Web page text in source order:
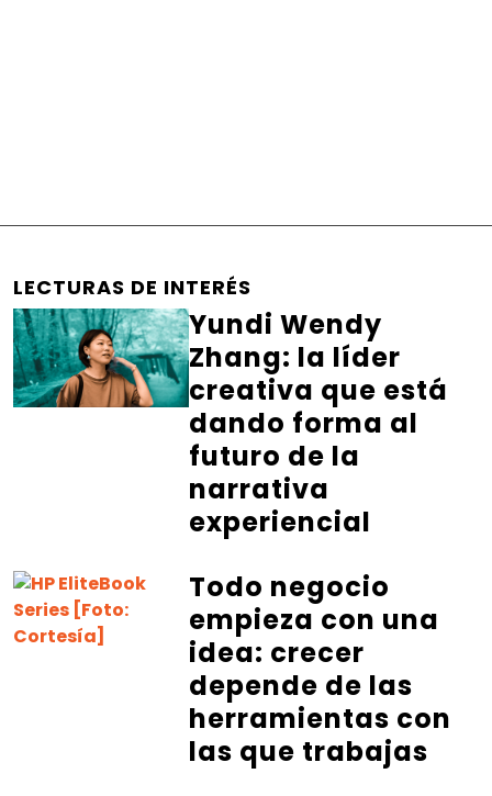
LECTURAS DE INTERÉS
Yundi Wendy
Zhang: la líder
creativa que está
dando forma al
futuro de la
narrativa
experiencial
Todo negocio
empieza con una
idea: crecer
depende de las
herramientas con
las que trabajas